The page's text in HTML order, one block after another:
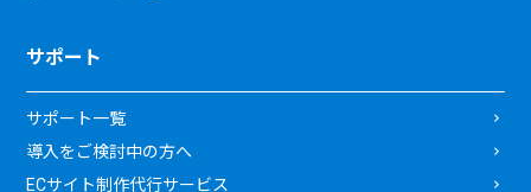
サポート
サポート一覧
導入をご検討中の方へ
ECサイト制作代行サービス